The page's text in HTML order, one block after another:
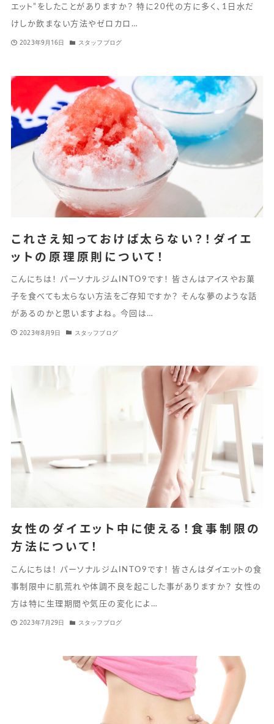
エット”をしたことがありますか？ 特に20代の方に多く、1日水だ
けしか飲まない方法やゼロカロ…
2023年9月16日 スタッフブログ
これさえ知っておけば太らない？！ダイエ
ットの原理原則について！
こんにちは！ パーソナルジムINTO9です！ 皆さんはアイスやお菓
子を食べても太らない方法をご存知ですか？ そんな夢のような話
があるのかと思いますよね。 今回は…
2023年8月9日 スタッフブログ
女性のダイエット中に使える！食事制限の
方法について！
こんにちは！ パーソナルジムINTO9です！ 皆さんはダイエットの食
事制限中に肌荒れや体調不良を起こした事がありますか？ 女性の
方は特に生理期間や気圧の変化によ…
2023年7月29日 スタッフブログ